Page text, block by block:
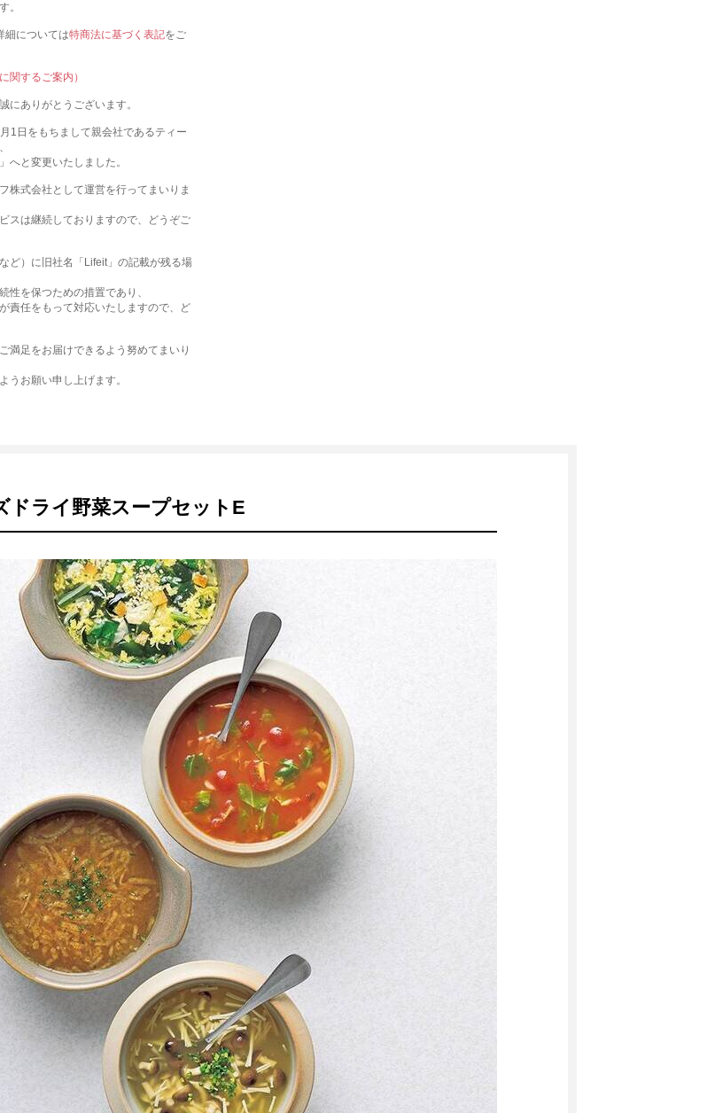
。
細については特商法に基づく表記をご
関するご案内）
にありがとうございます。
1日をもちまして親会社であるティー
へと変更いたしました。
株式会社として運営を行ってまいりま
スは継続しておりますので、どうぞご
ど）に旧社名「Lifeit」の記載が残る場
性を保つための措置であり、
責任をもって対応いたしますので、ど
満足をお届けできるよう努めてまいり
うお願い申し上げます。
ドライ野菜スープセットE